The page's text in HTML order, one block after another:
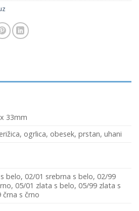
33mm
ogrlica, obesek, prstan, uhani
belo, 02/01 srebrna s belo, 02/99
05/01 zlata s belo, 05/99 zlata s
črna s črno